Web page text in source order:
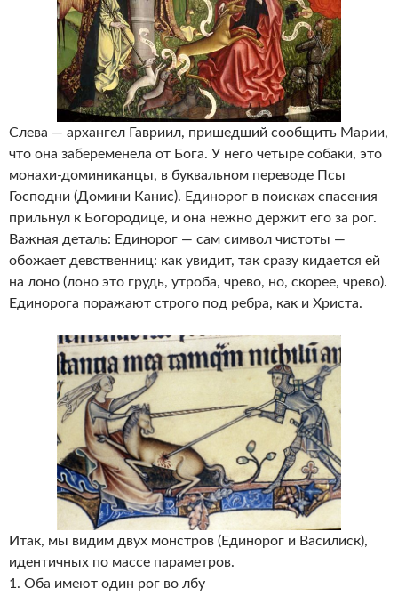
Слева — архангел Гавриил, пришедший сообщить Марии,
что она забеременела от Бога. У него четыре собаки, это
монахи-доминиканцы, в буквальном переводе Псы
Господни (Домини Канис). Единорог в поисках спасения
прильнул к Богородице, и она нежно держит его за рог.
Важная деталь: Единорог — сам символ чистоты —
обожает девственниц: как увидит, так сразу кидается ей
на лоно (лоно это грудь, утроба, чрево, но, скорее, чрево).
Единорога поражают строго под ребра, как и Христа.
Итак, мы видим двух монстров (Единорог и Василиск),
идентичных по массе параметров.
1. Оба имеют один рог во лбу